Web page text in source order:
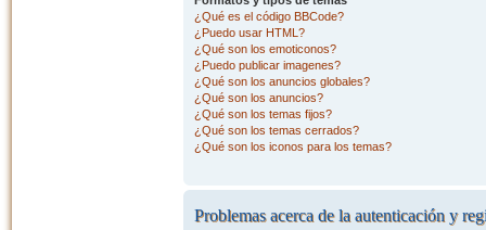
¿Qué es el código BBCode?
¿Puedo usar HTML?
¿Qué son los emoticonos?
¿Puedo publicar imagenes?
¿Qué son los anuncios globales?
¿Qué son los anuncios?
¿Qué son los temas fijos?
¿Qué son los temas cerrados?
¿Qué son los iconos para los temas?
Problemas acerca de la autenticación y